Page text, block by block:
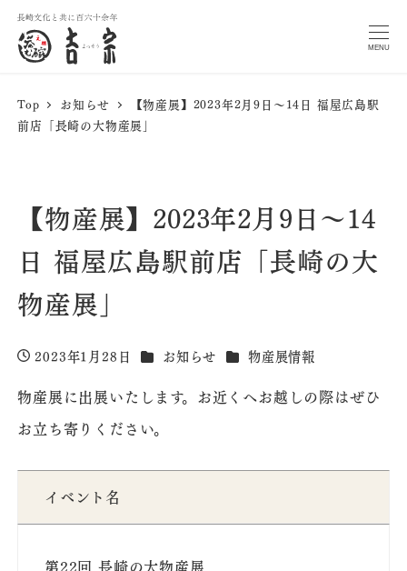
MENU
Top お知らせ
【物産展】2023年2月9日～14日 福屋広島駅
前店「長崎の大物産展」
【物産展】2023年2月9日～14
日 福屋広島駅前店「長崎の大
物産展」
投稿日
2023年1月28日 カテゴリー
お知らせ カテゴリー
物産展情報
物産展に出展いたします。お近くへお越しの際はぜひ
お立ち寄りください。
イベント名
第22回 長崎の大物産展